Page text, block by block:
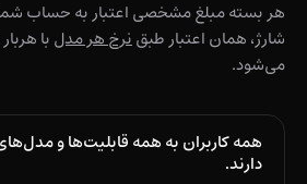
هر بسته مبلغ مشخصی اعتبار به حساب
شارژ، همان اعتبار طبقنرخ هر مدل با
می‌شود.
همه کاربران به همه قابلیت‌ها و
دارند.